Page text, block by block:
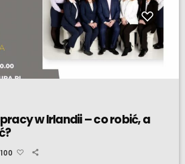
w Irlandii – co robić, a
100